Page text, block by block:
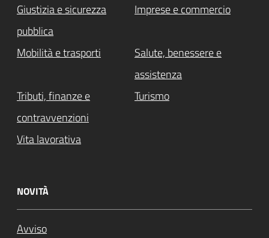
Giustizia e sicurezza
pubblica
Imprese e commercio
Mobilità e trasporti
Salute, benessere e
assistenza
Tributi, finanze e
contravvenzioni
Turismo
Vita lavorativa
NOVITÀ
Avviso